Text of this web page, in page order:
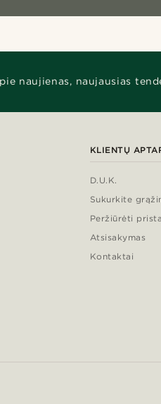
naujienas, naujausias
KLIENTŲ
D.U.K.
Sukurkite
Peržiūrėti
Atsisakymas
Kontaktai